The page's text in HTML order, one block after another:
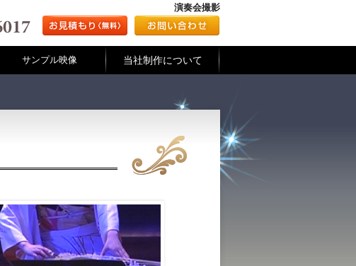
演奏会撮影
サンプル映像 当社制作について